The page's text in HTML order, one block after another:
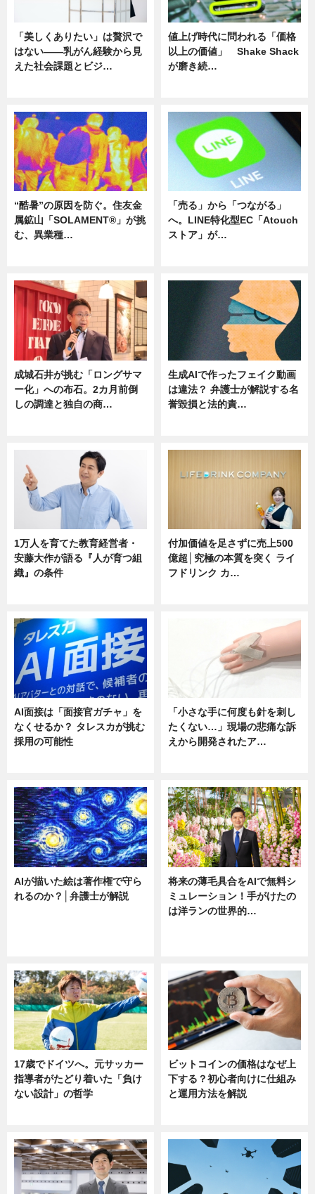
「美しくありたい」は贅沢で
はない――乳がん経験から見
えた社会課題とビジ…
値上げ時代に問われる「価格
以上の価値」 Shake Shack
が磨き続…
“酷暑”の原因を防ぐ。住友金
属鉱山「SOLAMENT®」が挑
む、異業種…
「売る」から「つながる」
へ。LINE特化型EC「Atouch
ストア」が…
成城石井が挑む「ロングサマ
ー化」への布石。2カ月前倒
しの調達と独自の商…
生成AIで作ったフェイク動画
は違法？ 弁護士が解説する名
誉毀損と法的責…
1万人を育てた教育経営者・
安藤大作が語る『人が育つ組
織』の条件
付加価値を足さずに売上500
億超│究極の本質を突く ライ
フドリンク カ…
AI面接は「面接官ガチャ」を
なくせるか？ タレスカが挑む
採用の可能性
「小さな手に何度も針を刺し
たくない…」現場の悲痛な訴
えから開発されたア…
AIが描いた絵は著作権で守ら
れるのか？│弁護士が解説
将来の薄毛具合をAIで無料シ
ミュレーション！手がけたの
は洋ランの世界的…
17歳でドイツへ。元サッカー
指導者がたどり着いた「負け
ない設計」の哲学
ビットコインの価格はなぜ上
下する？初心者向けに仕組み
と運用方法を解説